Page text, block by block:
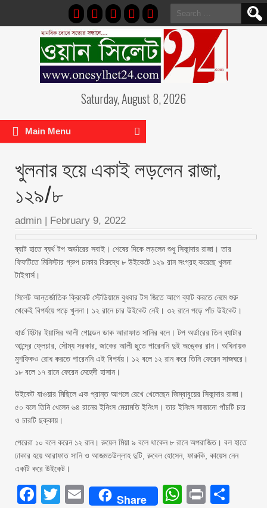
Search
for:
Saturday, August 8, 2026
Main Menu
খুলনার হয়ে একাই লড়লেন রাজা,
১২৯/৮
admin | February 9, 2022
ব্যাট হাতে ব্যর্থ টপ অর্ডারের সবাই। শেষের দিকে লড়লেন শুধু সিকান্দার রাজা। তার
ফিফটিতে মিনিস্টার গ্রুপ ঢাকার বিরুদ্ধে ৮ উইকেটে ১২৯ রান সংগ্রহ করেছে খুলনা
টাইগার্স।
সিলেট আন্তর্জাতিক ক্রিকেট স্টেডিয়ামে বুধবার টস জিতে আগে ব্যাট করতে নেমে শুরু
থেকেই বিপর্যয়ে পড়ে খুলনা। ১২ রানে চার উইকেট নেই। ৩২ রানে পড়ে পাঁচ উইকেট।
হার্ড হিটার ইয়াসির আলী গোল্ডেন ডাক আরাফাত সানির বলে। টপ অর্ডারের তিন ব্যাটার
আন্দ্রে ফ্লেচার, সৌম্য সরকার, জাকের আলী ছুতে পারেননি দুই অঙ্কের রান। অধিনায়ক
মুশফিকও রোধ করতে পারেননি এই বিপর্যয়। ১২ বলে ১২ রান করে তিনি ফেরেন সাজঘরে।
১৮ বলে ১৭ রানে ফেরেন মেহেদী হাসান।
উইকেট যাওয়ার মিছিলে এক প্রান্ত আগলে রেখে খেলেছেন জিম্বাবুয়ের সিকান্দার রাজা।
৫০ বলে তিনি খেলেন ৬৪ রানের ইনিংস মেরামতি ইনিংস। তার ইনিংস সাজানো পাঁচটি চার
ও চারটি ছক্কায়।
পেরেরা ১০ বলে করেন ১২ রান। রুয়েল মিয়া ৯ বলে থাকেন ৮ রানে অপরাজিত। বল হাতে
ঢাকার হয়ে আরাফাত সানি ও আজমতউল্লাহ দুটি, রুবেল হোসেন, ফারুকি, কায়েস নেন
একটি করে উইকেট।
Facebook
Twitter
EmailShare Print